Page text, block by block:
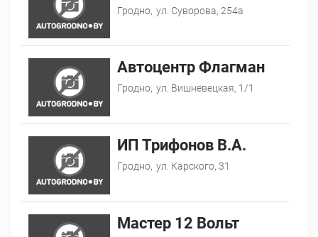
Гродно, ул. Суворова, 254а
Автоцентр Флагман
Гродно, ул. Вишневецкая, 1/1
ИП Трифонов В.А.
Гродно, ул. Карского, 31
Мастер 12 Вольт